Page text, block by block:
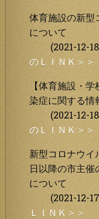
体育施設の新型
について
(2021-12-
のＬＩＮＫ＞＞
【体育施設・
染症に関する情
(2021-12-
のＬＩＮＫ＞＞
新型コロナウイ
日以降の市主催
について
(2021-12-
ＬＩＮＫ＞＞